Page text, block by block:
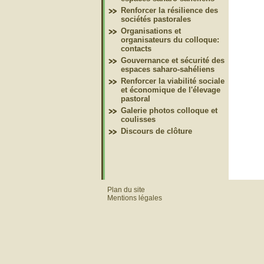
Renforcer la résilience des
sociétés pastorales
Organisations et
organisateurs du colloque:
contacts
Gouvernance et sécurité des
espaces saharo-sahéliens
Renforcer la viabilité sociale
et économique de l'élevage
pastoral
Galerie photos colloque et
coulisses
Discours de clôture
Plan du site
Mentions légales